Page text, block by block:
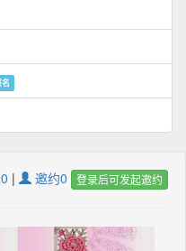
| 邀约0 登录后可发起邀约